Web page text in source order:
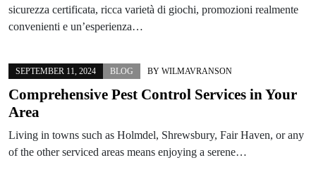
sicurezza certificata, ricca varietà di giochi, promozioni realmente
convenienti e un’esperienza…
SEPTEMBER 11, 2024 BLOG BY WILMAVRANSON
Comprehensive Pest Control Services in Your
Area
Living in towns such as Holmdel, Shrewsbury, Fair Haven, or any
of the other serviced areas means enjoying a serene…